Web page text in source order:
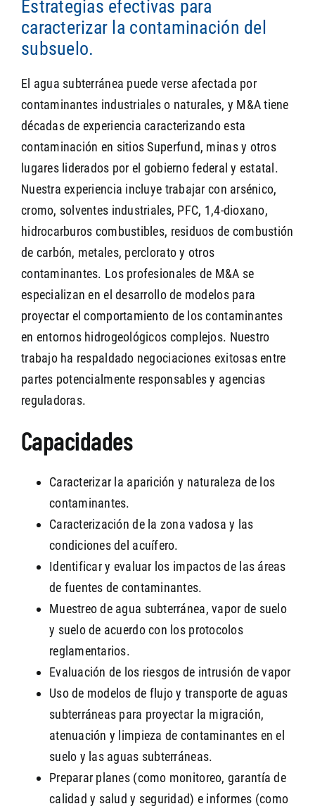
Estrategias efectivas para
caracterizar la contaminación del
subsuelo.
El agua subterránea puede verse afectada por
contaminantes industriales o naturales, y M&A tiene
décadas de experiencia caracterizando esta
contaminación en sitios Superfund, minas y otros
lugares liderados por el gobierno federal y estatal.
Nuestra experiencia incluye trabajar con arsénico,
cromo, solventes industriales, PFC, 1,4-dioxano,
hidrocarburos combustibles, residuos de combustión
de carbón, metales, perclorato y otros
contaminantes. Los profesionales de M&A se
especializan en el desarrollo de modelos para
proyectar el comportamiento de los contaminantes
en entornos hidrogeológicos complejos. Nuestro
trabajo ha respaldado negociaciones exitosas entre
partes potencialmente responsables y agencias
reguladoras.
Capacidades
Caracterizar la aparición y naturaleza de los
contaminantes.
Caracterización de la zona vadosa y las
condiciones del acuífero.
Identificar y evaluar los impactos de las áreas
de fuentes de contaminantes.
Muestreo de agua subterránea, vapor de suelo
y suelo de acuerdo con los protocolos
reglamentarios.
Evaluación de los riesgos de intrusión de vapor
Uso de modelos de flujo y transporte de aguas
subterráneas para proyectar la migración,
atenuación y limpieza de contaminantes en el
suelo y las aguas subterráneas.
Preparar planes (como monitoreo, garantía de
calidad y salud y seguridad) e informes (como